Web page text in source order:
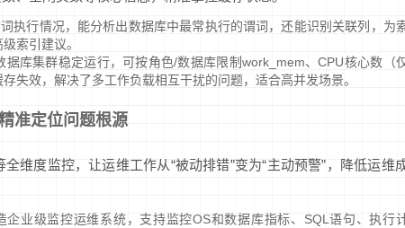
执行情况，能分析出数据库中最常执行的谓词，还能识别关联列，为
索引建议。
据库集群稳定运行，可按角色/数据库限制work_mem、CPU核心数（
失效，解决了多工作负载相互干扰的问题，适合高并发场景。
准定位问题根源
维度监控，让运维工作从“被动排错”变为“主动预警”，降低运维
企业级监控运维系统，支持监控OS和数据库指标、SQL语句、执行